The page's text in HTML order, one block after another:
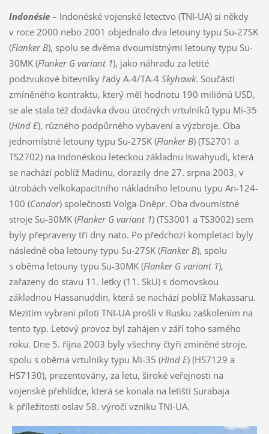
Indonésie– Indonéské vojenské letectvo (TNI-UA) si někdy
v roce 2000 nebo 2001 objednalo dva letouny typu Su-27SK
(Flanker B), spolu se dvěma dvoumístnými letouny typu Su-
30MK (Flanker G variant 1), jako náhradu za letité
podzvukové bitevníky řady A-4/TA-4 Skyhawk. Součástí
zmíněného kontraktu, který měl hodnotu 190 miliónů USD,
se ale stala též dodávka dvou útočných vrtulníků typu Mi-35
(Hind E), různého podpůrného vybavení a výzbroje. Oba
jednomístné letouny typu Su-27SK (Flanker B) (TS2701 a
TS2702) na indonéskou leteckou základnu Iswahyudi, která
se nachází poblíž Madinu, dorazily dne 27. srpna 2003, v
útrobách velkokapacitního nákladního letounu typu An-124-
100 (Condor) společnosti Volga-Dněpr. Oba dvoumístné
stroje Su-30MK (Flanker G variant 1) (TS3001 a TS3002) sem
byly přepraveny tři dny nato. Po předchozí kompletaci byly
následně oba letouny typu Su-27SK (Flanker B), spolu
s oběma letouny typu Su-30MK (Flanker G variant 1),
zařazeny do stavu 11. letky (11. SkU) s domovskou
základnou Hassanuddin, která se nachází poblíž Makassaru.
Mezitím vybraní piloti TNI-UA prošli v Rusku zaškolením na
tento typ. Letový provoz byl zahájen v září toho samého
roku. Dne 5. října 2003 byly všechny čtyři zmíněné stroje,
spolu s oběma vrtulníky typu Mi-35 (Hind E) (HS7129 a
HS7130), prezentovány, za letu, široké veřejnosti na
vojenské přehlídce, která se konala na letišti Surabaja
k příležitosti oslav 58. výročí vzniku TNI-UA.